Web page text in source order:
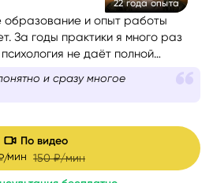
22 года опыта
образование и опыт работы
За годы практики я много раз
не даёт полной
поэтому начала
Таро и метафорические
диплом астропсихолога.
По видео